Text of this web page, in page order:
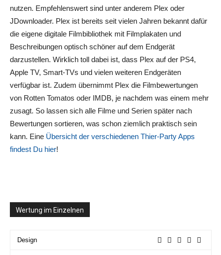
nutzen. Empfehlenswert sind unter anderem Plex oder
JDownloader. Plex ist bereits seit vielen Jahren bekannt dafür
die eigene digitale Filmbibliothek mit Filmplakaten und
Beschreibungen optisch schöner auf dem Endgerät
darzustellen. Wirklich toll dabei ist, dass Plex auf der PS4,
Apple TV, Smart-TVs und vielen weiteren Endgeräten
verfügbar ist. Zudem übernimmt Plex die Filmbewertungen
von Rotten Tomatos oder IMDB, je nachdem was einem mehr
zusagt. So lassen sich alle Filme und Serien später nach
Bewertungen sortieren, was schon ziemlich praktisch sein
kann. Eine Übersicht der verschiedenen Thier-Party Apps
findest Du hier!
Wertung im Einzelnen
Design